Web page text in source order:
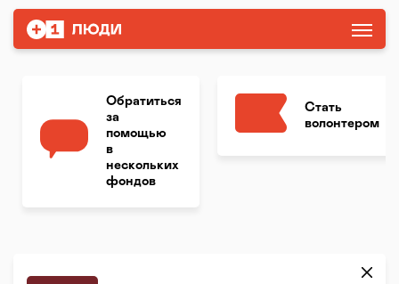
Обратиться
за
помощью
в
нескольких
фондов
Стать
волонтером